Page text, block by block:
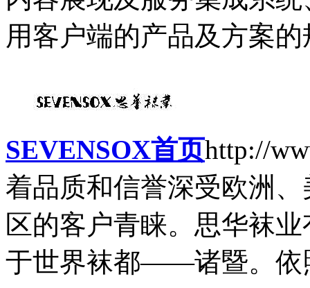
用客户端的产品及方案
SEVENSOX首页http://
着品质和信誉深受欧洲
区的客户青睐。思华袜
于世界袜都——诸暨。依